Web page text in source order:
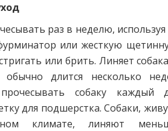
раз в неделю,
или жесткую
или брить. Линяет
длится несколько
прочесывать собаку
для подшерстка. Собаки,
климате, линяют